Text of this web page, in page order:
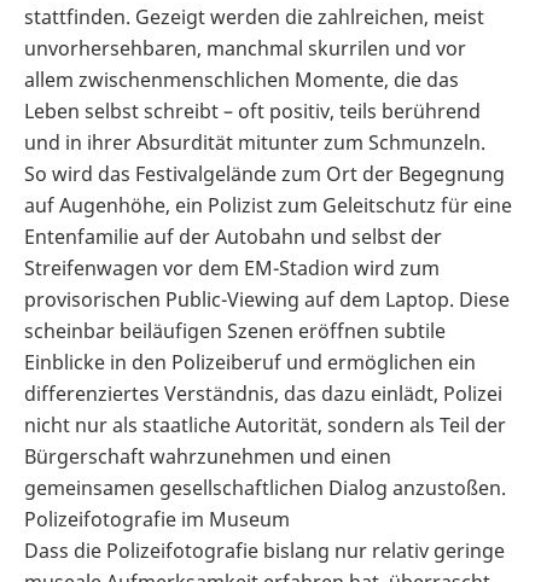
stattfinden. Gezeigt werden die zahlreichen, meist
unvorhersehbaren, manchmal skurrilen und vor
allem zwischenmenschlichen Momente, die das
Leben selbst schreibt – oft positiv, teils berührend
und in ihrer Absurdität mitunter zum Schmunzeln.
So wird das Festivalgelände zum Ort der Begegnung
auf Augenhöhe, ein Polizist zum Geleitschutz für eine
Entenfamilie auf der Autobahn und selbst der
Streifenwagen vor dem EM-Stadion wird zum
provisorischen Public-Viewing auf dem Laptop. Diese
scheinbar beiläufigen Szenen eröffnen subtile
Einblicke in den Polizeiberuf und ermöglichen ein
differenziertes Verständnis, das dazu einlädt, Polizei
nicht nur als staatliche Autorität, sondern als Teil der
Bürgerschaft wahrzunehmen und einen
gemeinsamen gesellschaftlichen Dialog anzustoßen.
Polizeifotografie im Museum
Dass die Polizeifotografie bislang nur relativ geringe